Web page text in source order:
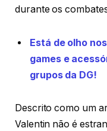
durante os
Está de olho
games e
grupos da DG!
Descrito como um
Valentin não é